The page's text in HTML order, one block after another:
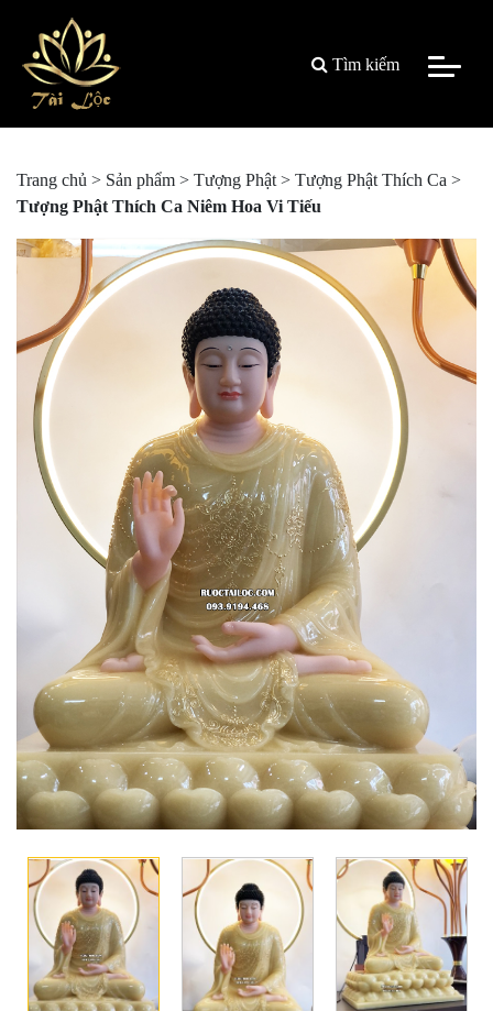
Tìm kiếm
Trang chủ > Sản phẩm > Tượng Phật > Tượng Phật Thích Ca >
Tượng Phật Thích Ca Niêm Hoa Vi Tiếu